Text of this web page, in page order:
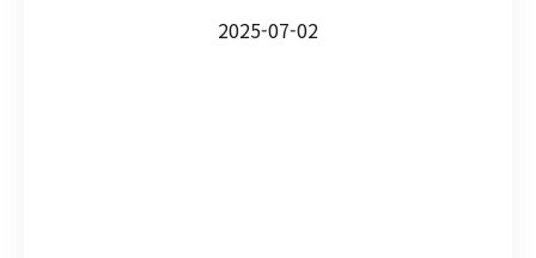
2025-07-02